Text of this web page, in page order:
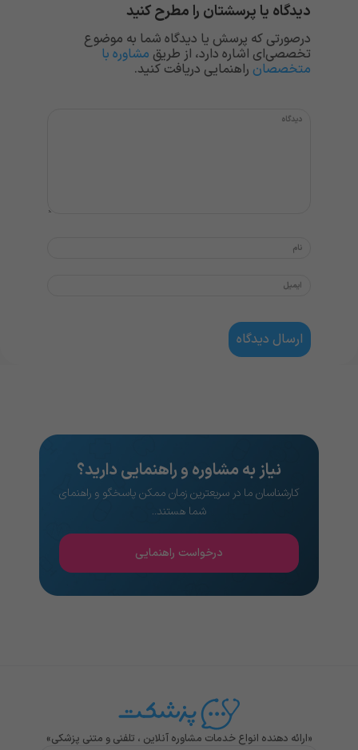
دیدگاه یا پرسشتان را مطرح کنید
درصورتی که پرسش یا دیدگاه شما به موضوع
تخصصی‌ای اشاره دارد، از طریق مشاوره با
متخصصان راهنمایی دریافت کنید.
نیاز به مشاوره و راهنمایی دارید؟
کارشناسان ما در سریعترین زمان ممکن پاسخگو و راهنمای
شما هستند..
درخواست راهنمایی
«ارائه دهنده انواع خدمات مشاوره آنلاین ، تلفنی و متنی پزشکی»